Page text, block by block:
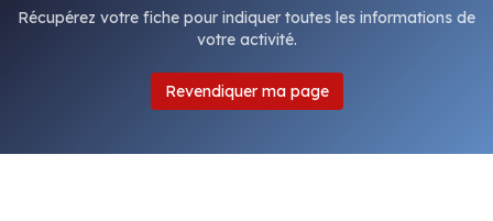
Récupérez votre fiche pour indiquer toutes les informations de
votre activité.
Revendiquer ma page